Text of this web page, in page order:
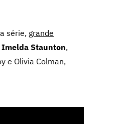
série, grande
Imelda Staunton,
e Olivia Colman,